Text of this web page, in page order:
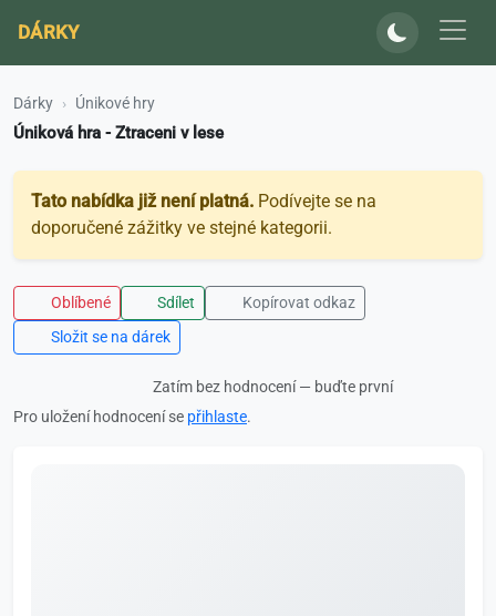
DÁRKY
Dárky Únikové hry
Úniková hra - Ztraceni v lese
Tato nabídka již není platná. Podívejte se na
doporučené zážitky ve stejné kategorii.
Oblíbené Sdílet
Kopírovat odkaz
Složit se na dárek
Zatím bez hodnocení — buďte první
Pro uložení hodnocení se přihlaste.